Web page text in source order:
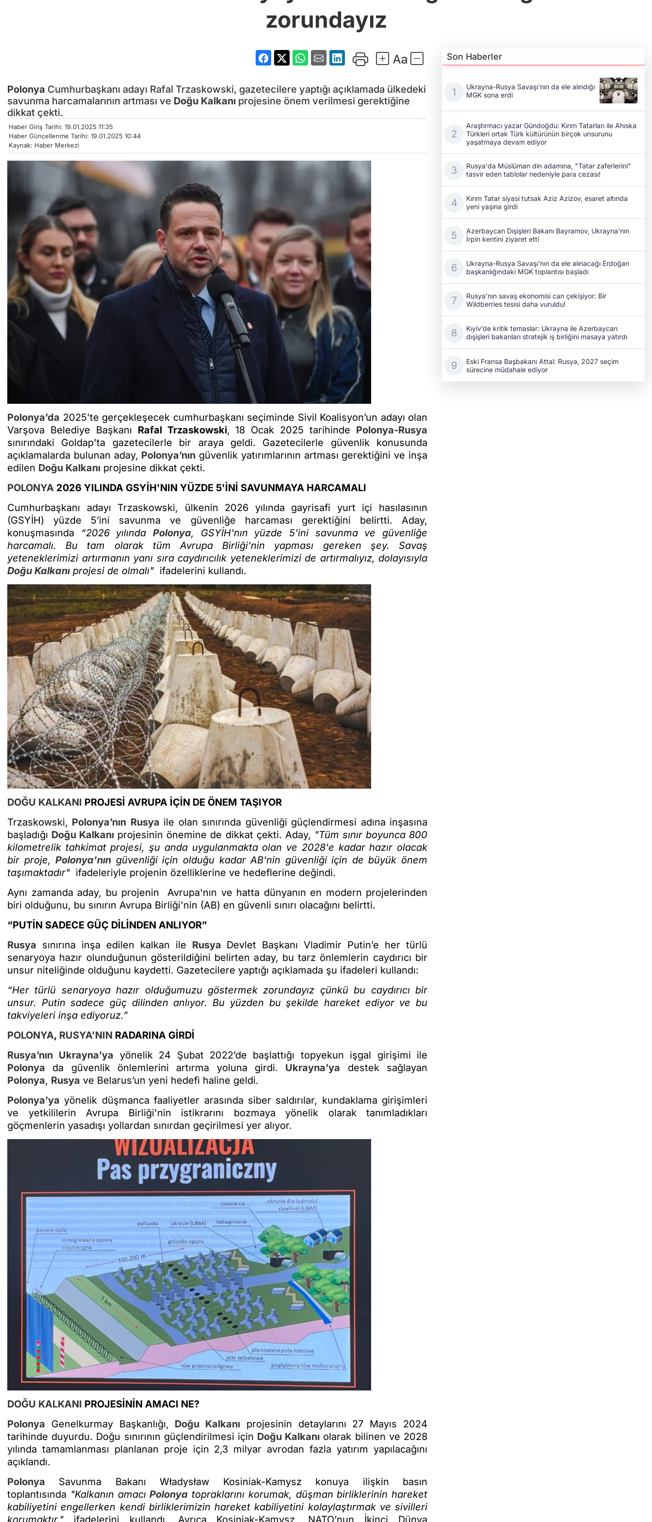
zorundayız
Polonya Cumhurbaşkanı adayı Rafal Trzaskowski, gazetecilere yaptığı açıklamada ülkedeki
savunma harcamalarının artması ve Doğu Kalkanı projesine önem verilmesi gerektiğine
dikkat çekti.
Haber Giriş Tarihi: 19.01.2025 11:35
Haber Güncellenme Tarihi: 19.01.2025 10:44
Kaynak: Haber Merkezi
Polonya’da 2025'te gerçekleşecek cumhurbaşkanı seçiminde Sivil Koalisyon’un adayı olan
Varşova Belediye Başkanı Rafal Trzaskowski, 18 Ocak 2025 tarihinde Polonya-Rusya
sınırındaki Goldap'ta gazetecilerle bir araya geldi. Gazetecilerle güvenlik konusunda
açıklamalarda bulunan aday, Polonya’nın güvenlik yatırımlarının artması gerektiğini ve inşa
edilen Doğu Kalkanı projesine dikkat çekti.
POLONYA 2026 YILINDA GSYİH'NIN YÜZDE 5'İNİ SAVUNMAYA HARCAMALI
Cumhurbaşkanı adayı Trzaskowski, ülkenin 2026 yılında gayrisafi yurt içi hasılasının
(GSYİH) yüzde 5’ini savunma ve güvenliğe harcaması gerektiğini belirtti. Aday,
konuşmasında “2026 yılındaPolonya, GSYİH'nın yüzde 5'ini savunma ve güvenliğe
harcamalı. Bu tam olarak tüm Avrupa Birliği'nin yapması gereken şey. Savaş
yeteneklerimizi artırmanın yanı sıra caydırıcılık yeteneklerimizi de artırmalıyız, dolayısıyla
Doğu Kalkanı projesi de olmalı" ifadelerini kullandı.
DOĞU KALKANI PROJESİ AVRUPA İÇİN DE ÖNEM TAŞIYOR
Trzaskowski, Polonya’nın Rusya ile olan sınırında güvenliği güçlendirmesi adına inşasına
başladığı Doğu Kalkanı projesinin önemine de dikkat çekti. Aday, "Tüm sınır boyunca 800
kilometrelik tahkimat projesi, şu anda uygulanmakta olan ve 2028'e kadar hazır olacak
bir proje,Polonya'nın güvenliği için olduğu kadar AB'nin güvenliği için de büyük önem
taşımaktadır" ifadeleriyle projenin özelliklerine ve hedeflerine değindi.
Aynı zamanda aday, bu projenin Avrupa'nın ve hatta dünyanın en modern projelerinden
biri olduğunu, bu sınırın Avrupa Birliği'nin (AB) en güvenli sınırı olacağını belirtti.
“PUTİN SADECE GÜÇ DİLİNDEN ANLIYOR”
Rusya sınırına inşa edilen kalkan ile Rusya Devlet Başkanı Vladimir Putin’e her türlü
senaryoya hazır olunduğunun gösterildiğini belirten aday, bu tarz önlemlerin caydırıcı bir
unsur niteliğinde olduğunu kaydetti. Gazetecilere yaptığı açıklamada şu ifadeleri kullandı:
“Her türlü senaryoya hazır olduğumuzu göstermek zorundayız çünkü bu caydırıcı bir
unsur. Putin sadece güç dilinden anlıyor. Bu yüzden bu şekilde hareket ediyor ve bu
takviyeleri inşa ediyoruz.”
POLONYA, RUSYA'NIN RADARINA GİRDİ
Rusya’nın Ukrayna’ya yönelik 24 Şubat 2022’de başlattığı topyekun işgal girişimi ile
Polonya da güvenlik önlemlerini artırma yoluna girdi. Ukrayna’ya destek sağlayan
Polonya, Rusya ve Belarus’un yeni hedefi haline geldi.
Polonya’ya yönelik düşmanca faaliyetler arasında siber saldırılar, kundaklama girişimleri
ve yetkililerin Avrupa Birliği'nin istikrarını bozmaya yönelik olarak tanımladıkları
göçmenlerin yasadışı yollardan sınırdan geçirilmesi yer alıyor.
DOĞU KALKANI PROJESİNİN AMACI NE?
Polonya Genelkurmay Başkanlığı, Doğu Kalkanı projesinin detaylarını 27 Mayıs 2024
tarihinde duyurdu. Doğu sınırının güçlendirilmesi için Doğu Kalkanı olarak bilinen ve 2028
yılında tamamlanması planlanan proje için 2,3 milyar avrodan fazla yatırım yapılacağını
açıklandı.
Polonya Savunma Bakanı Władysław Kosiniak-Kamysz konuya ilişkin basın
toplantısında "Kalkanın amacıPolonya topraklarını korumak, düşman birliklerinin hareket
kabiliyetini engellerken kendi birliklerimizin hareket kabiliyetini kolaylaştırmak ve sivilleri
korumaktır." ifadelerini kullandı. Ayrıca Kosiniak-Kamysz, NATO’nun İkinci Dünya
Son Haberler
Ukrayna-Rusya Savaşı'nın da ele alındığı
MGK sona erdi
Araştırmacı yazar Gündoğdu: Kırım Tatarları ile Ahıska
Türkleri ortak Türk kültürünün birçok unsurunu
yaşatmaya devam ediyor
Rusya'da Müslüman din adamına, "Tatar zaferlerini"
tasvir eden tablolar nedeniyle para cezası!
Kırım Tatar siyasi tutsak Aziz Azizov, esaret altında
yeni yaşına girdi
Azerbaycan Dışişleri Bakanı Bayramov, Ukrayna'nın
İrpin kentini ziyaret etti
Ukrayna-Rusya Savaşı'nın da ele alınacağı Erdoğan
başkanlığındaki MGK toplantısı başladı
Rusya’nın savaş ekonomisi can çekişiyor: Bir
Wildberries tesisi daha vuruldu!
Kıyiv’de kritik temaslar: Ukrayna ile Azerbaycan
dışişleri bakanları stratejik iş birliğini masaya yatırdı
Eski Fransa Başbakanı Attal: Rusya, 2027 seçim
sürecine müdahale ediyor